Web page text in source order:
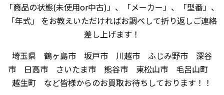
「商品の状態(未使用or中古)」、「メーカー」、「型番」、
「年式」 をお教えいただければお調べして折り返しご連絡
差し上げます！
埼玉県 鶴ヶ島市 坂戸市 川越市 ふじみ野市 深谷
市 日高市 さいたま市 熊谷市 東松山市 毛呂山町
越生町 など皆様からのお買取お待ちしております！！